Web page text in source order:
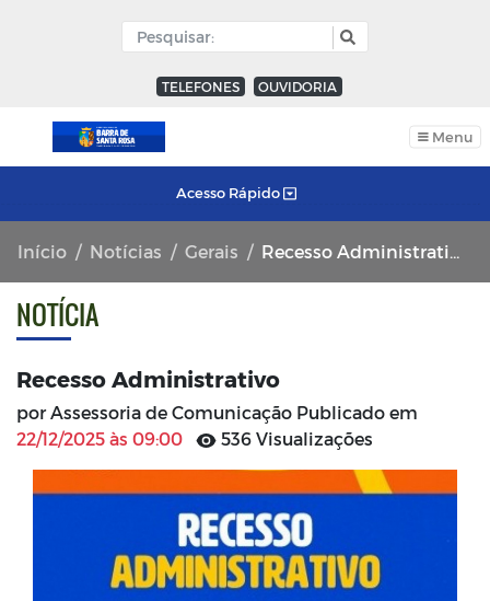
TELEFONES OUVIDORIA
Menu
Acesso Rápido
Início Notícias Gerais Recesso Administrativo
NOTÍCIA
Recesso Administrativo
por Assessoria de Comunicação Publicado em
22/12/2025 às 09:00
536 Visualizações